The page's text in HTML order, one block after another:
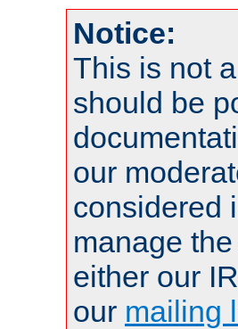
Notice:
This is not
should be
our
considered
manage
either our
our mailing